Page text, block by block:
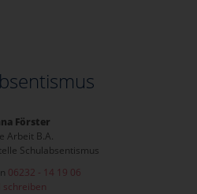
Förster
Arbeit B.A.
Schulabsentismus
06232 - 14 19 06
schreiben